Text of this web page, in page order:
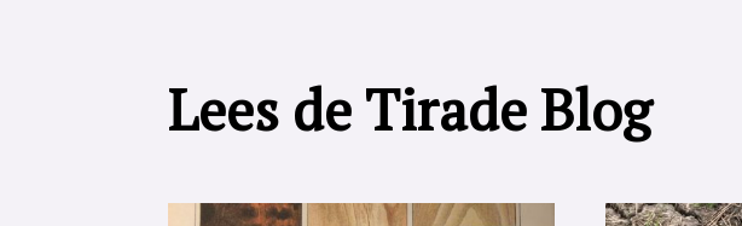
Lees de Tirade Blog